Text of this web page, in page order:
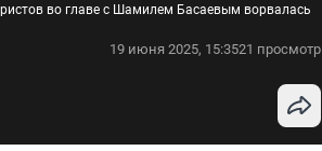
во главе с Шамилем Басаевым ворвалась
19 июня 2025, 15:3521 просмотр